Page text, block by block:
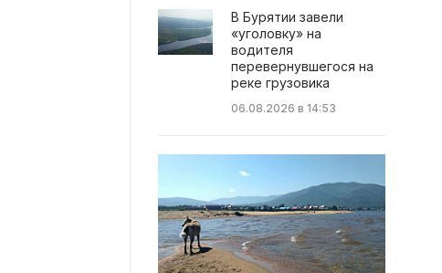
В Бурятии завели
«уголовку» на
водителя
перевернувшегося на
реке грузовика
06.08.2026 в 14:53